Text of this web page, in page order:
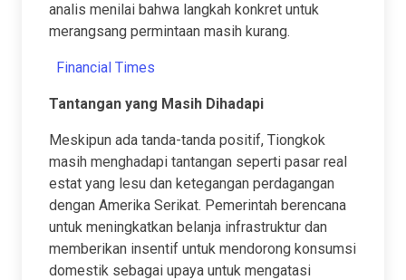
analis menilai bahwa langkah konkret untuk
merangsang permintaan masih kurang.
Financial Times
Tantangan yang Masih Dihadapi
Meskipun ada tanda-tanda positif, Tiongkok
masih menghadapi tantangan seperti pasar real
estat yang lesu dan ketegangan perdagangan
dengan Amerika Serikat. Pemerintah berencana
untuk meningkatkan belanja infrastruktur dan
memberikan insentif untuk mendorong konsumsi
domestik sebagai upaya untuk mengatasi